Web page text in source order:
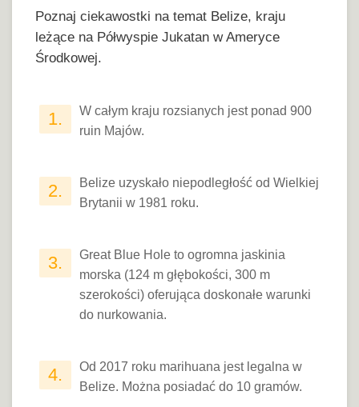
Poznaj ciekawostki na temat Belize, kraju
leżące na Półwyspie Jukatan w Ameryce
Środkowej.
1.
W całym kraju rozsianych jest ponad 900
ruin Majów.
2.
Belize uzyskało niepodległość od Wielkiej
Brytanii w 1981 roku.
3.
Great Blue Hole to ogromna jaskinia
morska (124 m głębokości, 300 m
szerokości) oferująca doskonałe warunki
do nurkowania.
4.
Od 2017 roku marihuana jest legalna w
Belize. Można posiadać do 10 gramów.